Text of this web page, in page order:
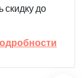
скидку до